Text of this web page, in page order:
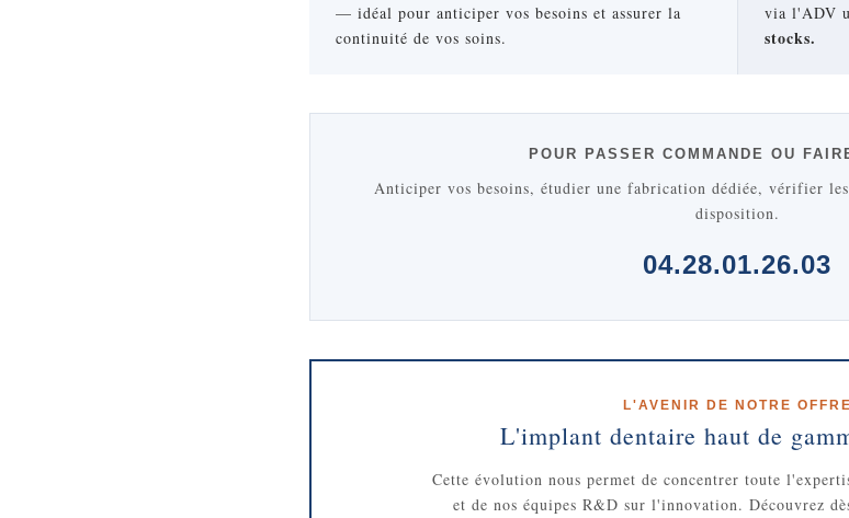
— idéal pour anticiper vos besoins et assurer la
continuité de vos soins.
via l'ADV
stocks.
POUR PASSER COMMANDE OU
Anticiper vos besoins, étudier une fabrication dédiée, vérifier
disposition.
04.28.01.26.03
L'AVENIR DE NOTRE OFFRE
L'implant dentaire haut de
Cette évolution nous permet de concentrer toute
et de nos équipes R&D sur l'innovation. Découvrez